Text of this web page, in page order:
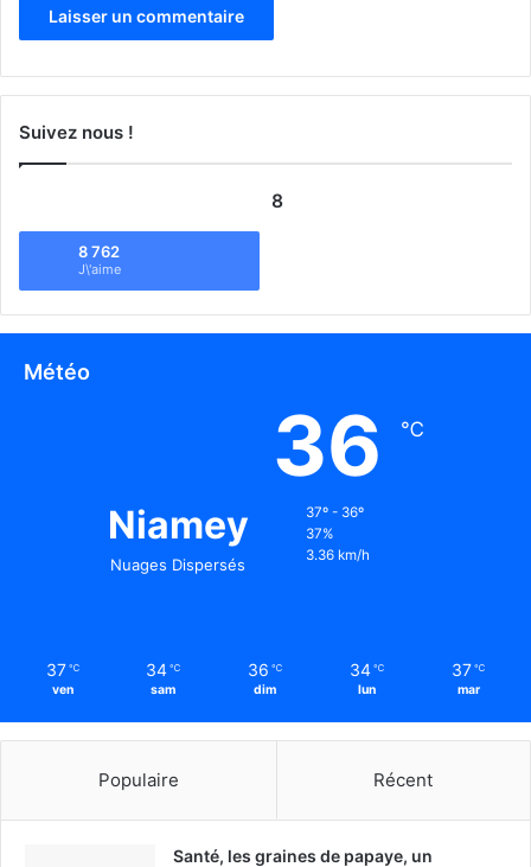
Suivez nous !
8
8 762
J\'aime
Météo
Niamey
Nuages Dispersés
36 ℃
37º - 36º
37%
3.36 km/h
37 ℃
ven
34 ℃
sam
36 ℃
dim
34 ℃
lun
37 ℃
mar
Populaire Récent
Santé, les graines de papaye, un